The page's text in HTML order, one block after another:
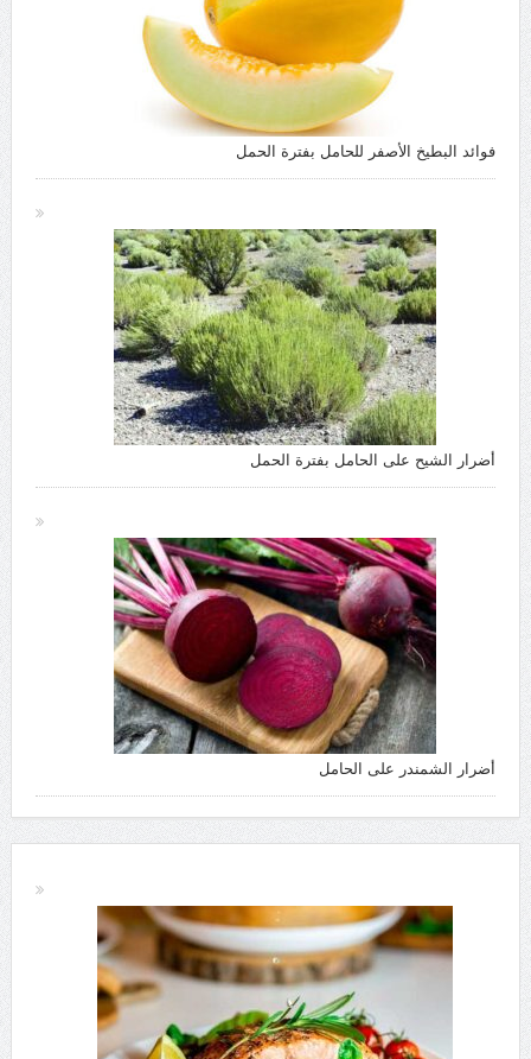
فوائد البطيخ الأصفر للحامل بفترة الحمل
أضرار الشيح على الحامل بفترة الحمل
أضرار الشمندر على الحامل